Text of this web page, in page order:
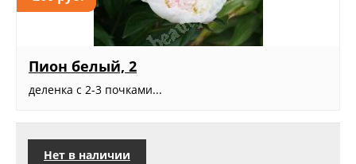
Пион белый, 2
деленка с 2-3 почками...
Нет в наличии